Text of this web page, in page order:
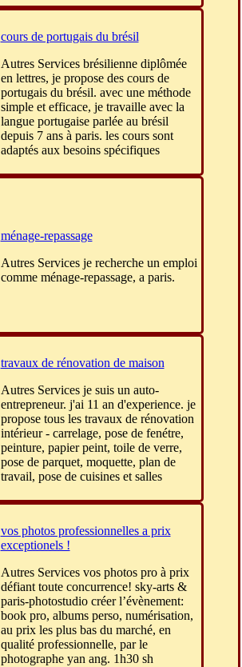
cours de portugais du brésil
Autres Services brésilienne diplômée
en lettres, je propose des cours de
portugais du brésil. avec une méthode
simple et efficace, je travaille avec la
langue portugaise parlée au brésil
depuis 7 ans à paris. les cours sont
adaptés aux besoins spécifiques
ménage-repassage
Autres Services je recherche un emploi
comme ménage-repassage, a paris.
travaux de rénovation de maison
Autres Services je suis un auto-
entrepreneur. j'ai 11 an d'experience. je
propose tous les travaux de rénovation
intérieur - carrelage, pose de fenétre,
peinture, papier peint, toile de verre,
pose de parquet, moquette, plan de
travail, pose de cuisines et salles
vos photos professionnelles a prix
exceptionels !
Autres Services vos photos pro à prix
défiant toute concurrence! sky-arts &
paris-photostudio créer l’évènement:
book pro, albums perso, numérisation,
au prix les plus bas du marché, en
qualité professionnelle, par le
photographe yan ang. 1h30 sh